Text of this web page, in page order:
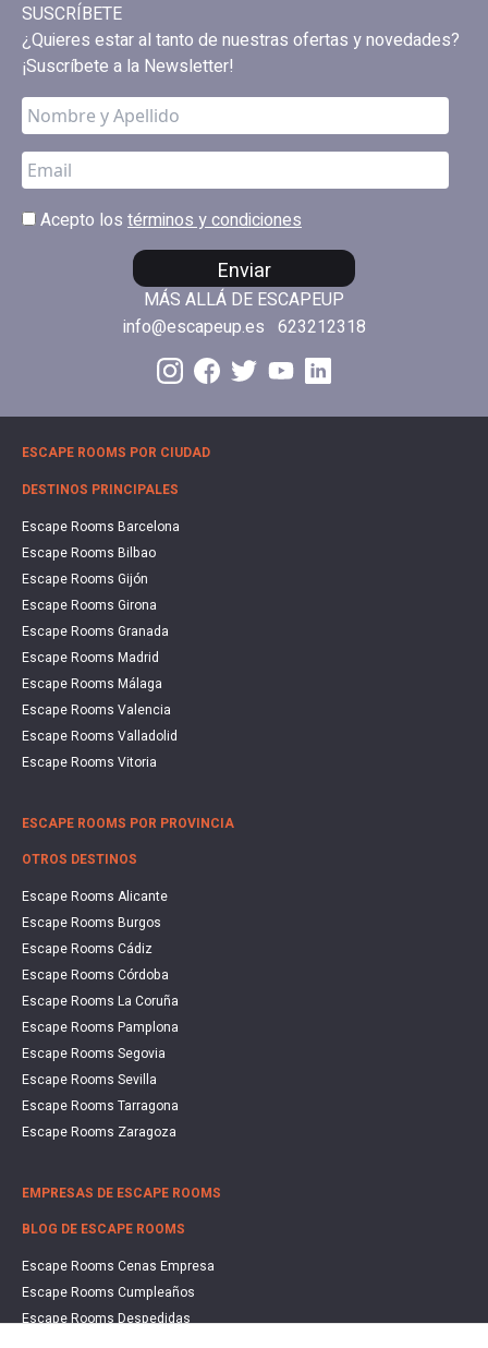
SUSCRÍBETE
¿Quieres estar al tanto de nuestras ofertas y novedades?
¡Suscríbete a la Newsletter!
Acepto los términos y condiciones
Enviar
MÁS ALLÁ DE ESCAPEUP
info@escapeup.es 623212318
ESCAPE ROOMS POR CIUDAD
DESTINOS PRINCIPALES
Escape Rooms Barcelona
Escape Rooms Bilbao
Escape Rooms Gijón
Escape Rooms Girona
Escape Rooms Granada
Escape Rooms Madrid
Escape Rooms Málaga
Escape Rooms Valencia
Escape Rooms Valladolid
Escape Rooms Vitoria
ESCAPE ROOMS POR PROVINCIA
OTROS DESTINOS
Escape Rooms Alicante
Escape Rooms Burgos
Escape Rooms Cádiz
Escape Rooms Córdoba
Escape Rooms La Coruña
Escape Rooms Pamplona
Escape Rooms Segovia
Escape Rooms Sevilla
Escape Rooms Tarragona
Escape Rooms Zaragoza
EMPRESAS DE ESCAPE ROOMS
BLOG DE ESCAPE ROOMS
Escape Rooms Cenas Empresa
Escape Rooms Cumpleaños
Escape Rooms Despedidas